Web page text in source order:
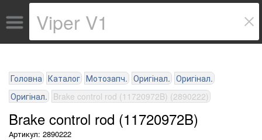
Головна Каталог Мотозапч. Оригінал. Оригінал.
Оригінал. Brake control rod (11720972B) (2890222)
Brake control rod (11720972B)
Артикул: 2890222